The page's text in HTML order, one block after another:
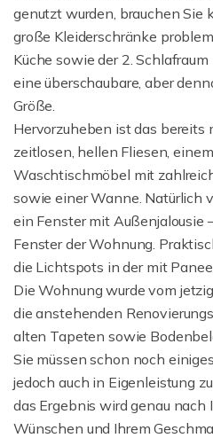
genutzt wurden, brauchen Sie
große Kleiderschränke
Küche sowie der 2.
eine überschaubare, aber
Größe.
Hervorzuheben ist das bereits
zeitlosen, hellen Fliesen,
Waschtischmöbel mit
sowie einer Wanne. Natürlich
ein Fenster mit Außenjalousie
Fenster der Wohnung.
die Lichtspots in der mit
Die Wohnung wurde vom
die anstehenden
alten Tapeten sowie
Sie müssen schon noch
jedoch auch in Eigenleistung
das Ergebnis wird genau nach
Wünschen und Ihrem